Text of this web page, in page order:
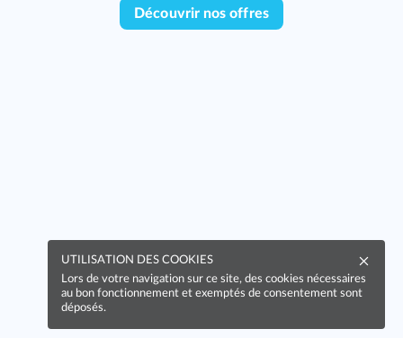
Découvrir nos offres
UTILISATION DES COOKIES
Lors de votre navigation sur ce site, des cookies nécessaires
au bon fonctionnement et exemptés de consentement sont
déposés.